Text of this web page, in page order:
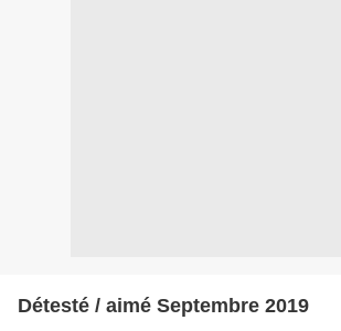
Détesté / aimé Septembre 2019